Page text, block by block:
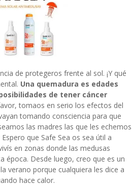
de protegeros frente al sol. ¡Y qué
Una quemadura es edades
de tener cáncer
tomaos en serio los efectos del
tomando consciencia para que
las madres las que les echemos
que Safe Sea os sea útil a
en zonas donde las medusas
época. Desde luego, creo que es un
verano porque cualquiera les dice a
hace calor.